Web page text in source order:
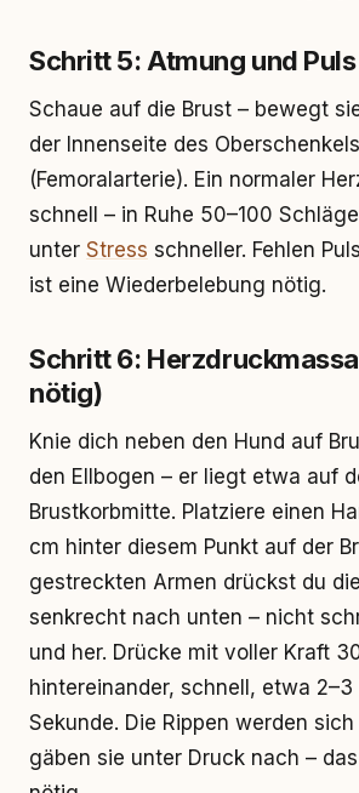
Schritt 5: Atmung und
Schaue auf die Brust – bewegt
der Innenseite des
(Femoralarterie). Ein normaler
schnell – in Ruhe 50–100
unter Stress schneller. Fehlen
ist eine Wiederbelebung nötig.
Schritt 6:
nötig)
Knie dich neben den Hund auf
den Ellbogen – er liegt etwa auf
Brustkorbmitte. Platziere einen
cm hinter diesem Punkt auf der
gestreckten Armen drückst du
senkrecht nach unten – nicht
und her. Drücke mit voller Kraft
hintereinander, schnell, etwa 2–3
Sekunde. Die Rippen werden
gäben sie unter Druck nach –